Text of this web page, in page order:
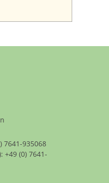
7641-935068
+49 (0) 7641-